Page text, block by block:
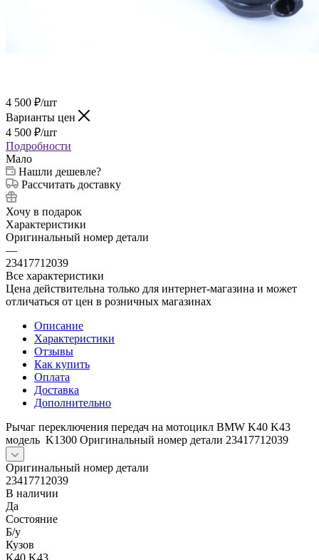
4 500 ₽/шт
Варианты цен
4 500 ₽/шт
Подробности
Мало
Нашли дешевле?
Рассчитать доставку
Хочу в подарок
Характеристики
Оригинальный номер детали
—
23417712039
Все характеристики
Цена действительна только для интернет-магазина и может
отличаться от цен в розничных магазинах
Описание
Характеристики
Отзывы
Как купить
Оплата
Доставка
Дополнительно
Рычаг переключения передач на мотоцикл BMW K40 K43
модель K1300 Оригинальный номер детали 23417712039
Оригинальный номер детали
23417712039
В наличии
Да
Состояние
Б/y
Кузов
K40 K43